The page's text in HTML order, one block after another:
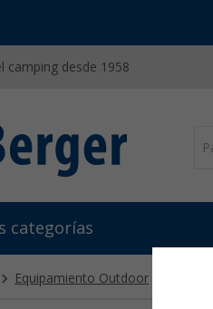
camping desde 1958
categorías
Equipamiento Outdoor